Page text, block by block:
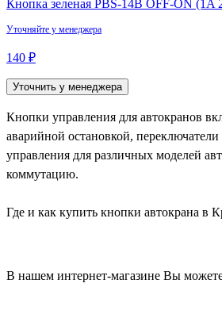
Кнопка зеленая PBS-14B OFF-ON (1A
Уточняйте у менеджера
140 ₽
Уточнить у менеджера
Кнопки управления для автокранов
аварийной остановкой,
управления для различных моделей
коммутацию.
Где и как купить кнопки автокрана в
В нашем интернет-магазине Вы